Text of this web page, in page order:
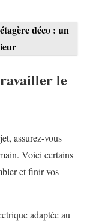
déco : un
le
assurez-vous
Voici certains
et finir vos
adaptée au